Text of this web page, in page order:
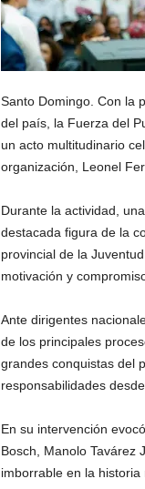
Santo Domingo. Con la
del país, la Fuerza del
un acto multitudinario
organización, Leonel
Durante la actividad,
destacada figura de la
provincial de la
motivación y
Ante dirigentes
de los principales
grandes conquistas del
responsabilidades
En su intervención
Bosch, Manolo Tavárez
imborrable en la historia